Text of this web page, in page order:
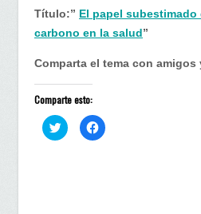
Título:” El papel
carbono en la salud”
Comparta el tema con
Comparte esto:
H
a
H
a